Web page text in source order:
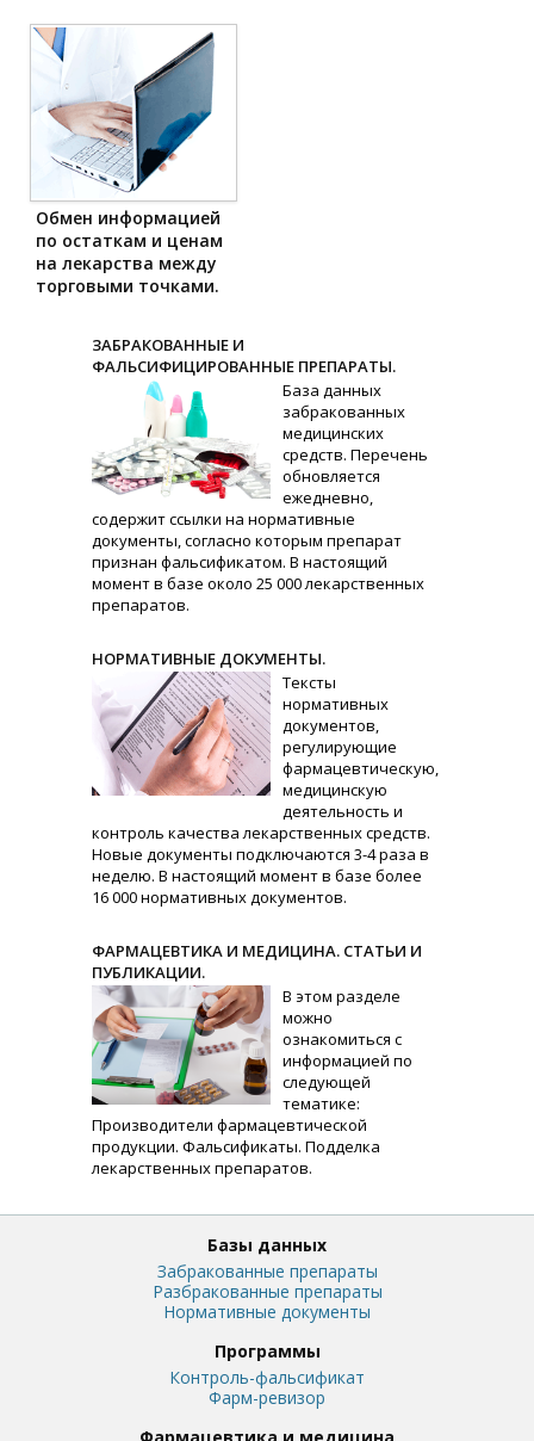
Обмен информацией
по остаткам и ценам
на лекарства между
торговыми точками.
ЗАБРАКОВАННЫЕ И
ФАЛЬСИФИЦИРОВАННЫЕ ПРЕПАРАТЫ.
База данных
забракованных
медицинских
средств. Перечень
обновляется
ежедневно,
содержит ссылки на нормативные
документы, согласно которым препарат
признан фальсификатом. В настоящий
момент в базе около 25 000 лекарственных
препаратов.
НОРМАТИВНЫЕ ДОКУМЕНТЫ.
Тексты
нормативных
документов,
регулирующие
фармацевтическую,
медицинскую
деятельность и
контроль качества лекарственных средств.
Новые документы подключаются 3-4 раза в
неделю. В настоящий момент в базе более
16 000 нормативных документов.
ФАРМАЦЕВТИКА И МЕДИЦИНА. СТАТЬИ И
ПУБЛИКАЦИИ.
В этом разделе
можно
ознакомиться с
информацией по
следующей
тематике:
Производители фармацевтической
продукции. Фальсификаты. Подделка
лекарственных препаратов.
Базы данных
Забракованные препараты
Разбракованные препараты
Нормативные документы
Программы
Контроль-фальсификат
Фарм-ревизор